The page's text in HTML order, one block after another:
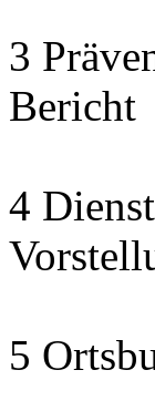
3
Bericht
4
5